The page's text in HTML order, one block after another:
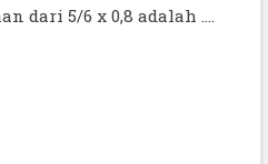
dari 5/6 x 0,8 adalah ....